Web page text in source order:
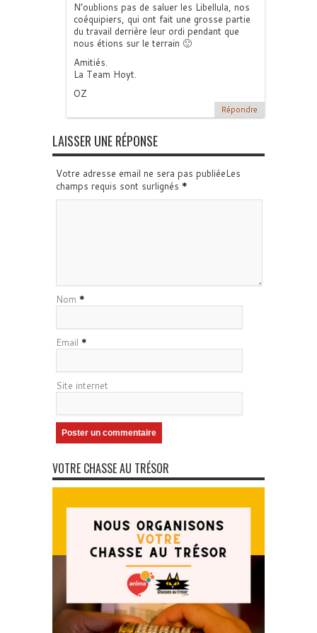
N’oublions pas de saluer les Libellula, nos
coéquipiers, qui ont fait une grosse partie
du travail derrière leur ordi pendant que
nous étions sur le terrain 🙂
Amitiés.
La Team Hoyt.
OZ
Répondre
LAISSER UNE RÉPONSE
Votre adresse email ne sera pas publiéeLes
champs requis sont surlignés *
Nom *
Email *
Site internet
VOTRE CHASSE AU TRÉSOR